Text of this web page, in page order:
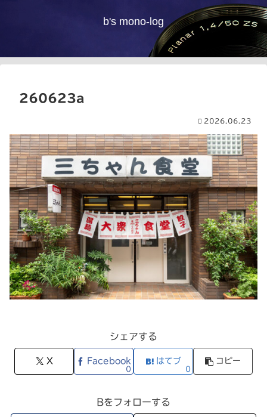
b's mono-log
260623a
2026.06.23
シェアする
X Facebook
0
はてブ
0
コピー
Bをフォローする